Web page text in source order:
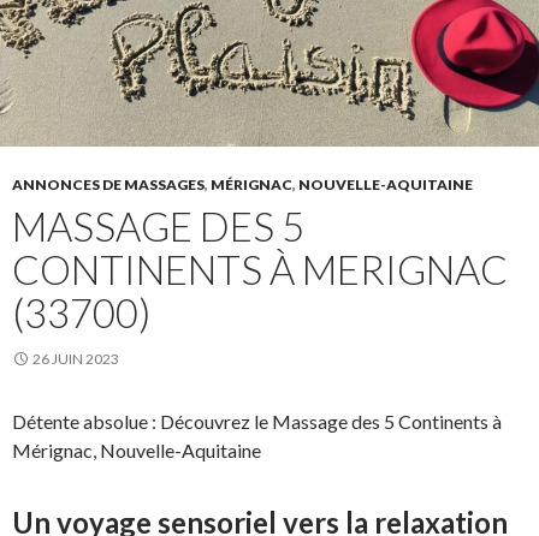
ANNONCES DE MASSAGES, MÉRIGNAC, NOUVELLE-AQUITAINE
MASSAGE DES 5
CONTINENTS À MERIGNAC
(33700)
26 JUIN 2023
Détente absolue : Découvrez le Massage des 5 Continents à
Mérignac, Nouvelle-Aquitaine
Un voyage sensoriel vers la relaxation